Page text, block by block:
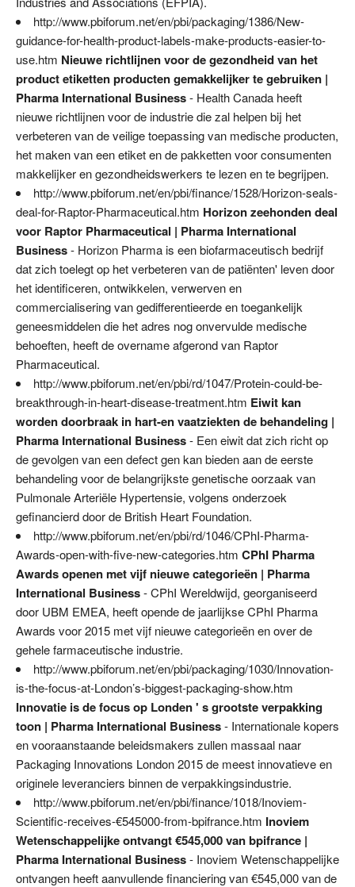
http://www.pbiforum.net/en/pbi/packaging/1386/New-
guidance-for-health-product-labels-make-products-easier-to-
use.htm Nieuwe richtlijnen voor de gezondheid van het
product etiketten producten gemakkelijker te gebruiken |
Pharma International Business- Health Canada heeft
nieuwe richtlijnen voor de industrie die zal helpen bij het
verbeteren van de veilige toepassing van medische producten,
het maken van een etiket en de pakketten voor consumenten
makkelijker en gezondheidswerkers te lezen en te begrijpen.
http://www.pbiforum.net/en/pbi/finance/1528/Horizon-seals-
deal-for-Raptor-Pharmaceutical.htm Horizon zeehonden deal
voor Raptor Pharmaceutical | Pharma International
Business- Horizon Pharma is een biofarmaceutisch bedrijf
dat zich toelegt op het verbeteren van de patiënten' leven door
het identificeren, ontwikkelen, verwerven en
commercialisering van gedifferentieerde en toegankelijk
geneesmiddelen die het adres nog onvervulde medische
behoeften, heeft de overname afgerond van Raptor
Pharmaceutical.
http://www.pbiforum.net/en/pbi/rd/1047/Protein-could-be-
breakthrough-in-heart-disease-treatment.htm Eiwit kan
worden doorbraak in hart-en vaatziekten de behandeling |
Pharma International Business- Een eiwit dat zich richt op
de gevolgen van een defect gen kan bieden aan de eerste
behandeling voor de belangrijkste genetische oorzaak van
Pulmonale Arteriële Hypertensie, volgens onderzoek
gefinancierd door de British Heart Foundation.
http://www.pbiforum.net/en/pbi/rd/1046/CPhI-Pharma-
Awards-open-with-five-new-categories.htm CPhI Pharma
Awards openen met vijf nieuwe categorieën | Pharma
International Business- CPhI Wereldwijd, georganiseerd
door UBM EMEA, heeft opende de jaarlijkse CPhI Pharma
Awards voor 2015 met vijf nieuwe categorieën en over de
gehele farmaceutische industrie.
http://www.pbiforum.net/en/pbi/packaging/1030/Innovation-
is-the-focus-at-London’s-biggest-packaging-show.htm
Innovatie is de focus op Londen ' s grootste verpakking
toon | Pharma International Business- Internationale kopers
en vooraanstaande beleidsmakers zullen massaal naar
Packaging Innovations London 2015 de meest innovatieve en
originele leveranciers binnen de verpakkingsindustrie.
http://www.pbiforum.net/en/pbi/finance/1018/Inoviem-
Scientific-receives-€545000-from-bpifrance.htm Inoviem
Wetenschappelijke ontvangt €545,000 van bpifrance |
Pharma International Business- Inoviem Wetenschappelijke
ontvangen heeft aanvullende financiering van €545,000 van de